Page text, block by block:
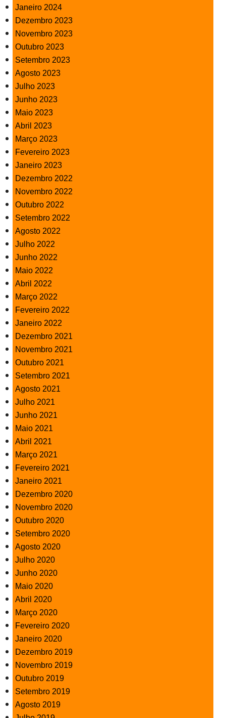
Janeiro 2024
Dezembro 2023
Novembro 2023
Outubro 2023
Setembro 2023
Agosto 2023
Julho 2023
Junho 2023
Maio 2023
Abril 2023
Março 2023
Fevereiro 2023
Janeiro 2023
Dezembro 2022
Novembro 2022
Outubro 2022
Setembro 2022
Agosto 2022
Julho 2022
Junho 2022
Maio 2022
Abril 2022
Março 2022
Fevereiro 2022
Janeiro 2022
Dezembro 2021
Novembro 2021
Outubro 2021
Setembro 2021
Agosto 2021
Julho 2021
Junho 2021
Maio 2021
Abril 2021
Março 2021
Fevereiro 2021
Janeiro 2021
Dezembro 2020
Novembro 2020
Outubro 2020
Setembro 2020
Agosto 2020
Julho 2020
Junho 2020
Maio 2020
Abril 2020
Março 2020
Fevereiro 2020
Janeiro 2020
Dezembro 2019
Novembro 2019
Outubro 2019
Setembro 2019
Agosto 2019